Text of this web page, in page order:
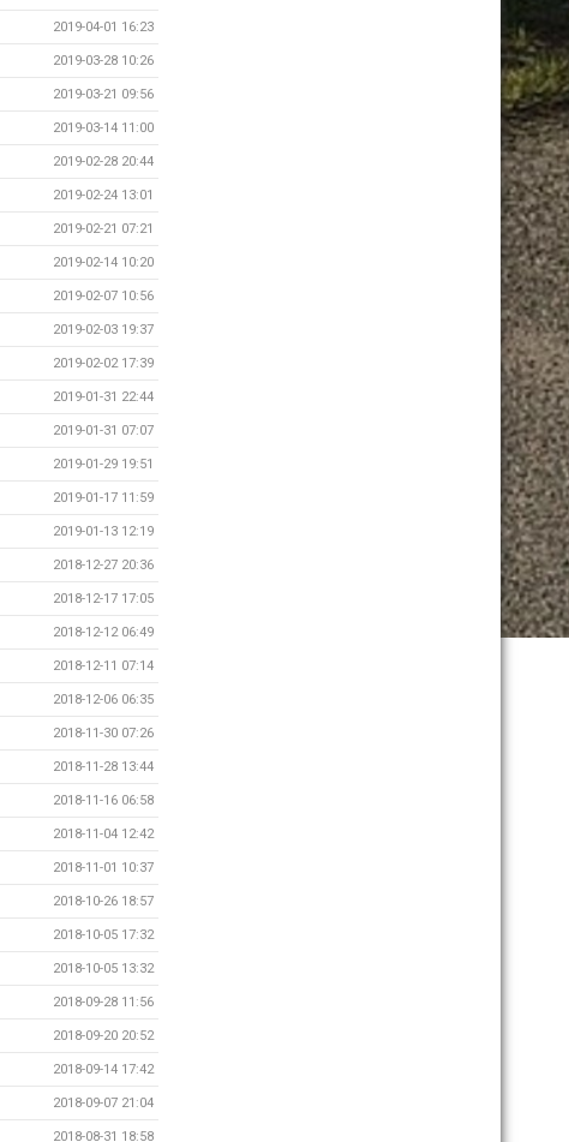
2019-04-01 16:23
2019-03-28 10:26
2019-03-21 09:56
2019-03-14 11:00
2019-02-28 20:44
2019-02-24 13:01
2019-02-21 07:21
2019-02-14 10:20
2019-02-07 10:56
2019-02-03 19:37
2019-02-02 17:39
2019-01-31 22:44
2019-01-31 07:07
2019-01-29 19:51
2019-01-17 11:59
2019-01-13 12:19
2018-12-27 20:36
2018-12-17 17:05
2018-12-12 06:49
2018-12-11 07:14
2018-12-06 06:35
2018-11-30 07:26
2018-11-28 13:44
2018-11-16 06:58
2018-11-04 12:42
2018-11-01 10:37
2018-10-26 18:57
2018-10-05 17:32
2018-10-05 13:32
2018-09-28 11:56
2018-09-20 20:52
2018-09-14 17:42
2018-09-07 21:04
2018-08-31 18:58